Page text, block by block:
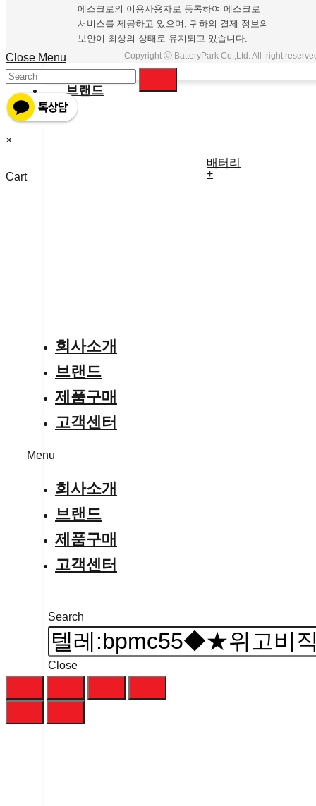
브랜드
배터리
+
에스크로의 이용사용자로 등록하여 에스크로
서비스를 제공하고 있으며, 귀하의 결제 정보의
보안이 최상의 상태로 유지되고 있습니다.
Copyright ⓒ BatteryPark Co.,Ltd. All right
Close Menu
×
Cart
회사소개
브랜드
제품구매
고객센터
Menu
회사소개
브랜드
제품구매
고객센터
Search
Close